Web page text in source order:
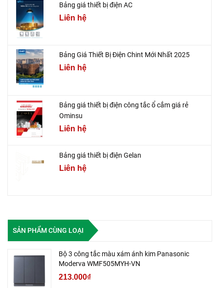
Bảng giá thiết bị điện AC
Liên hệ
Bảng Giá Thiết Bị Điện Chint Mới Nhất 2025
Liên hệ
Bảng giá thiết bị điện công tắc ổ cắm giá rẻ
Ominsu
Liên hệ
Bảng giá thiết bị điện Gelan
Liên hệ
SẢN PHẨM CÙNG LOẠI
Bộ 3 công tắc màu xám ánh kim Panasonic
Moderva WMF505MYH-VN
213.000₫